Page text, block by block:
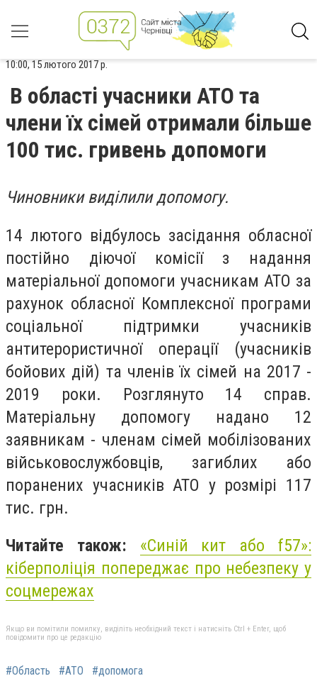
10:00, 15 лютого 2017 р.
В області учасники АТО та
члени їх сімей отримали більше
100 тис. гривень допомоги
Чиновники виділили допомогу.
14 лютого відбулось засідання обласної
постійно діючої комісії з надання
матеріальної допомоги учасникам АТО за
рахунок обласної Комплексної програми
соціальної підтримки учасників
антитерористичної операції (учасників
бойових дій) та членів їх сімей на 2017 -
2019 роки. Розглянуто 14 справ.
Матеріальну допомогу надано 12
заявникам - членам сімей мобілізованих
військовослужбовців, загиблих або
поранених учасників АТО у розмірі 117
тис. грн.
Читайте також: «Синій кит або f57»:
кіберполіція попереджає про небезпеку у
соцмережах
Якщо ви помітили помилку, виділіть необхідний текст і натисніть Ctrl + Enter, щоб
повідомити про це редакцію
#Область #АТО #допомога